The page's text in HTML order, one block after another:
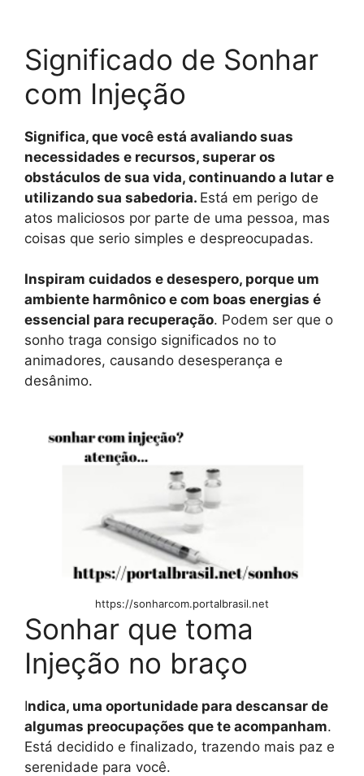
Significado de Sonhar
com Injeção
Significa, que você está avaliando suas
necessidades e recursos, superar os
obstáculos de sua vida, continuando a lutar e
utilizando sua sabedoria. Está em perigo de
atos maliciosos por parte de uma pessoa, mas
coisas que serio simples e despreocupadas.
Inspiram cuidados e desespero, porque um
ambiente harmônico e com boas energias é
essencial para recuperação. Podem ser que o
sonho traga consigo significados no to
animadores, causando desesperança e
desânimo.
https://sonharcom.portalbrasil.net
Sonhar que toma
Injeção no braço
Indica, uma oportunidade para descansar de
algumas preocupações que te acompanham.
Está decidido e finalizado, trazendo mais paz e
serenidade para você.